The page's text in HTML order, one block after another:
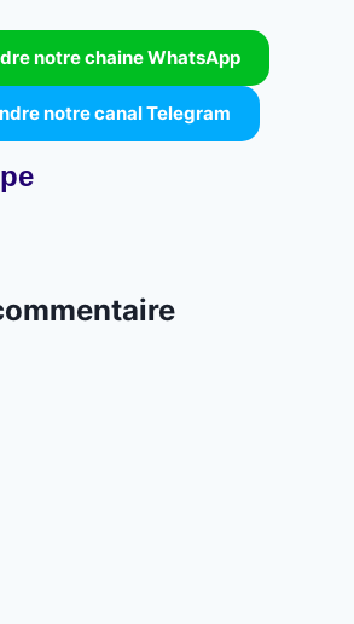
notre chaine WhatsApp
notre canal Telegram